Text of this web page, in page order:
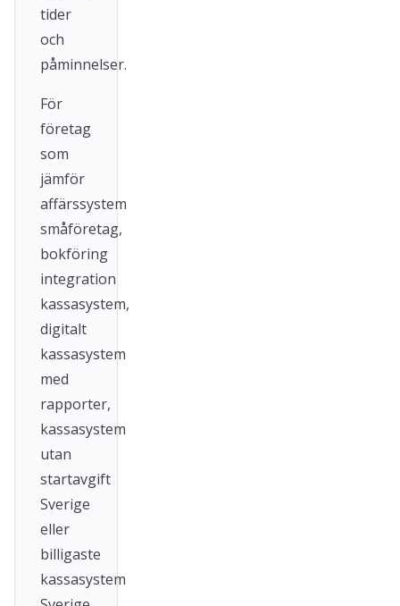
tider
och
påminnelser.
För
företag
som
jämför
affärssystem
småföretag,
bokföring
integration
kassasystem,
digitalt
kassasystem
med
rapporter,
kassasystem
utan
startavgift
Sverige
eller
billigaste
kassasystem